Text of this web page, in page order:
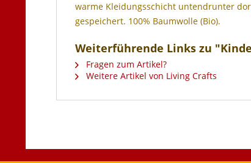
warme Kleidungsschicht untendrunter
gespeichert. 100% Baumwolle (Bio).
Weiterführende Links zu
Fragen zum Artikel?
Weitere Artikel von Living Crafts